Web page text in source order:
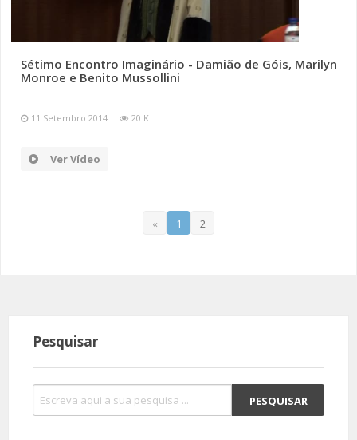
Sétimo Encontro Imaginário - Damião de Góis, Marilyn
Monroe e Benito Mussollini
11 Setembro 2014 20 K
Ver Vídeo
« 1 2
Pesquisar